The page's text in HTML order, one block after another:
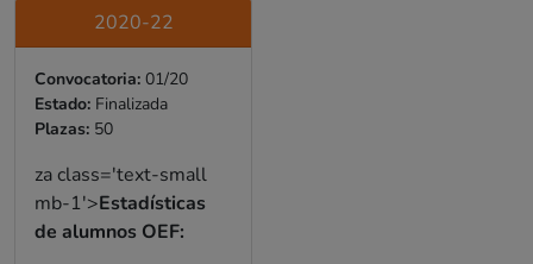
2020-22
Convocatoria: 01/20
Estado: Finalizada
Plazas: 50
za class='text-small
mb-1'>Estadísticas
de alumnos OEF: